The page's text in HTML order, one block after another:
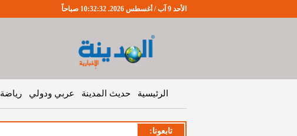
الأحد 9 آب / أغسطس 2026. 10:32:32 صباحاً
الرئيسية حديث المدينة عربي ودولي رياضة
تابعونا: